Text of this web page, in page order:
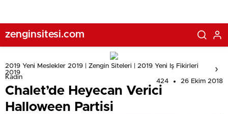
zenginsitesi.com
2019 Yeni Meslekler 2019 | Zengin Siteleri | 2019 Yeni Iş Fikirleri
2019
Kadın
424 26 Ekim 2018
Chalet’de Heyecan Verici
Halloween Partisi